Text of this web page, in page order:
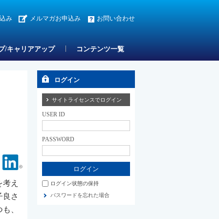
み メルマガお申込み お問い合わせ
/キャリアアップ コンテンツ一覧
Facebook
え
良さ
、
ログイン
サイトライセンスでログイン
USER ID
PASSWORD
ログイン状態の保持
パスワードを忘れた場合